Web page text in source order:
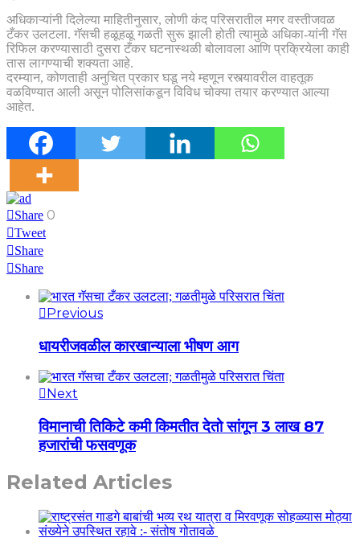
अधिकाऱ्यांनी दिलेल्या माहितीनुसार, लोणी कंद परिसरातील मगर वस्तीजवळ
टँकर उलटला. गॅसची हळूहळू गळती सुरू झाली होती त्यामुळे अधिका-यांनी गॅस
रिफिल करण्यासाठी दुसरा टँकर घटनास्थळी बोलावला आणि प्रक्रियेला काही
तास लागण्याची शक्यता आहे.
दरम्यान, कोणताही अनुचित प्रकार घडू नये म्हणून रस्त्यावरील वाहतूक
वळविण्यात आली असून पोलिसांकडून विविध चोक्या तयार करण्यात आल्या
आहेत.
Share 0
Tweet
Share
Share
Previous
धायरीजवळील कारखान्याला भीषण आग
Next
विमानाची तिकिटे कमी किमतीत देतो सांगून 3 लाख 87
हजारांची फसवणूक
Related Articles